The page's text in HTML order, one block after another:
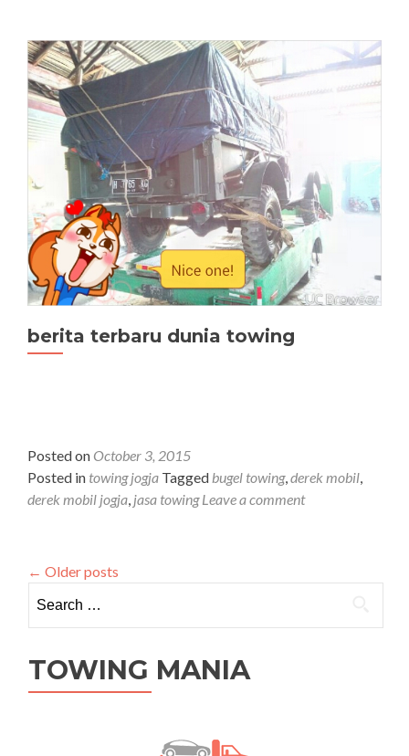
berita terbaru dunia towing
Posted on October 3, 2015
Posted in towing jogja Tagged bugel towing,derek mobil,
derek mobil jogja, jasa towing Leave a comment
← Older posts
TOWING MANIA